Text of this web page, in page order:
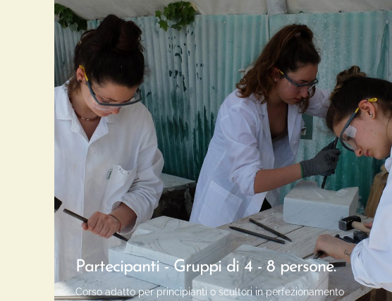
Partecipanti - Gruppi di 4 - 8 persone.
Corso adatto per principianti o scultori in perfezionamento